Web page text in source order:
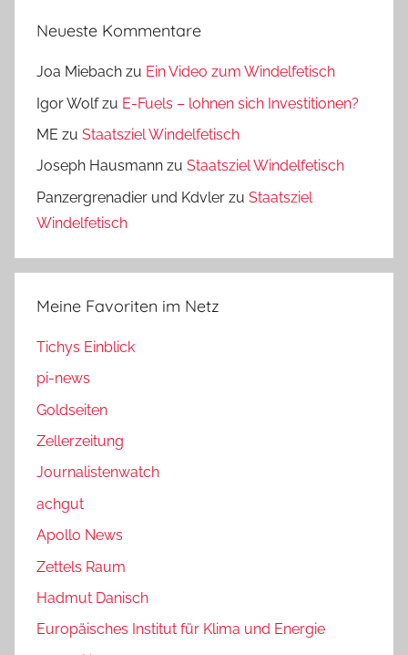
Neueste Kommentare
Joa Miebach zu Ein Video zum Windelfetisch
Igor Wolfzu E-Fuels – lohnen sich Investitionen?
ME zu Staatsziel Windelfetisch
Joseph Hausmann zu Staatsziel Windelfetisch
Panzergrenadier und Kdvler zu Staatsziel
Windelfetisch
Meine Favoriten im Netz
Tichys Einblick
pi-news
Goldseiten
Zellerzeitung
Journalistenwatch
achgut
Apollo News
Zettels Raum
Hadmut Danisch
Europäisches Institut für Klima und Energie